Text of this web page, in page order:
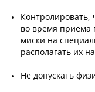
Контролировать,
во время приема
миски на
располагать их
Не допускать